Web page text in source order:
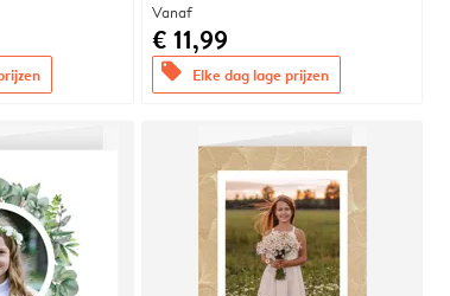
Vanaf
€ 11,99
offers Elke dag lage prijzen